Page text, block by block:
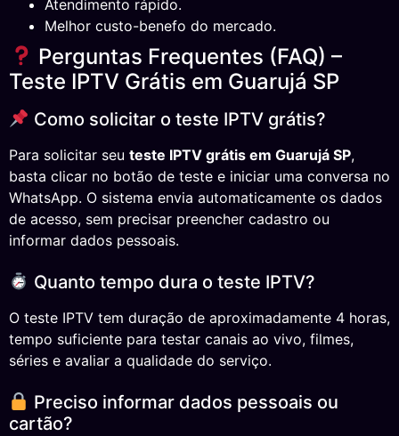
Atendimento rápido.
Melhor custo-benefo do mercado.
Perguntas Frequentes (FAQ) –
Teste IPTV Grátis em Guarujá SP
Como solicitar o teste IPTV grátis?
Para solicitar seu teste IPTV grátis em Guarujá SP,
basta clicar no botão de teste e iniciar uma conversa no
WhatsApp. O sistema envia automaticamente os dados
de acesso, sem precisar preencher cadastro ou
informar dados pessoais.
Quanto tempo dura o teste IPTV?
O teste IPTV tem duração de aproximadamente 4 horas,
tempo suficiente para testar canais ao vivo, filmes,
séries e avaliar a qualidade do serviço.
Preciso informar dados pessoais ou
cartão?